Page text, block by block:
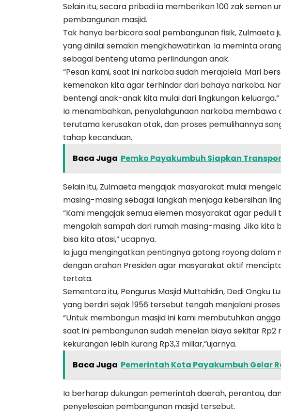
Selain itu, secara pribadi ia memberikan 100 zak semen
pembangunan masjid.
Tak hanya berbicara soal pembangunan fisik,
yang dinilai semakin mengkhawatirkan. Ia meminta
sebagai benteng utama perlindungan anak.
“Pesan kami, saat ini narkoba sudah merajalela. Mari
kemenakan kita agar terhindar dari bahaya narkoba.
bentengi anak-anak kita mulai dari lingkungan
Ia menambahkan, penyalahgunaan narkoba membawa
terutama kerusakan otak, dan proses pemulihannya
tahap kecanduan.
Baca Juga Pemko Payakumbuh Siapkan
Selain itu, Zulmaeta mengajak masyarakat mulai
masing-masing sebagai langkah menjaga kebersihan
“Kami mengajak semua elemen masyarakat agar
mengolah sampah dari rumah masing-masing. Jika kita
bisa kita atasi,” ucapnya.
Ia juga mengingatkan pentingnya gotong royong dalam
dengan arahan Presiden agar masyarakat aktif
tertata.
Sementara itu, Pengurus Masjid Muttahidin, Dedi Ongku
yang berdiri sejak 1956 tersebut tengah menjalani
“Untuk membangun masjid ini kami membutuhkan
saat ini pembangunan sudah menelan biaya sekitar Rp2
kekurangan lebih kurang Rp3,3 miliar,”ujarnya.
Baca Juga Pemerintah Kota Payakumbuh Gelar
Ia berharap dukungan pemerintah daerah, perantau,
penyelesaian pembangunan masjid tersebut.